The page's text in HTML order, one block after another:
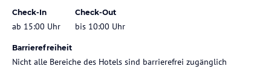
Check-In
ab 15:00 Uhr
Check-Out
bis 10:00 Uhr
Barrierefreiheit
Nicht alle Bereiche des Hotels sind barrierefrei zugänglich